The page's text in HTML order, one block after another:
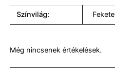
Színvilág: Fekete
Még nincsenek értékelések.